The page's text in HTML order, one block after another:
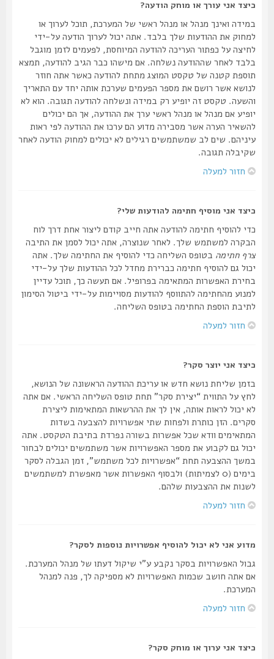
כיצד אני עורך או מוחק הודעה?
במידה ואינך מנהל או מנהל ראשי של המערכת, תוכל לערוך או
למחוק את ההודעות שלך בלבד. אתה יכול לערוך הודעה על-ידי
לחיצה על כפתור העריכה להודעה המיוחסת, לפעמים לזמן מוגבל
בלבד לאחר שההודעה נשלחה. אם מישהו כבר הגיב להודעה, תמצא
תוספת קטנה של טקסט המוצג מתחת להודעה כאשר אתה חוזר
לנושא אשר רושם את מספר הפעמים שערכת אותה יחד עם התאריך
והשעה. טקסט זה יופיע רק במידה ונשלחה להודעה תגובה. הוא לא
יופיע אם מנהל או מנהל ראשי ערך את ההודעה, אך הם יכולים
להשאיר הערה אשר מסבירה מדוע הם ערכו את ההודעה לפי ראות
עיניהם. שים לב שמשתמשים רגילים לא יכולים למחוק הודעה לאחר
שקיבלה תגובה.
חזור למעלה
כיצד אני מוסיף חתימה להודעות שלי?
כדי להוסיף חתימה להודעה אתה חייב קודם ליצור אחת דרך לוח
הבקרה למשתמש שלך. לאחר שנוצרה, אתה יכול לסמן את התיבה
צרף חתימהבטופס השליחה כדי להוסיף את החתימה שלך. אתה
יכול גם להוסיף חתימה כברירת מחדל לכל ההודעות שלך על-ידי
בחירת האפשרות המתאימה בפרופיל. אם תעשה כך, תוכל עדיין
למנוע מהחתימה להתווסף להודעות מסויימות על-ידי ביטול הסימון
לתיבת הוספת החתימה בטופס השליחה.
חזור למעלה
כיצד אני יוצר סקר?
בזמן שליחת נושא חדש או עריכת ההודעה הראשונה של הנושא,
לחץ על התווית “יצירת סקר” תחת טופס השליחה הראשי. אם אתה
לא יכול לראות אותה, אין לך את ההרשאות המתאימות ליצירת
סקרים. הזן כותרת ולפחות שתי אפשרויות להצבעה בשדות
המתאימים וודא שכל אפשרות בשורה נפרדת בתיבת הטקסט. אתה
יכול גם לקבוע את מספר האפשרויות אשר משתמשים יכולים לבחור
במשך ההצבעה תחת “אפשרויות לכל משתמש”, זמן הגבלה לסקר
בימים (0 לצמיתות) ולבסוף האפשרות אשר מאפשרת למשתמשים
לשנות את ההצבעות שלהם.
חזור למעלה
מדוע אני לא יכול להוסיף אפשרויות נוספות לסקר?
גבול האפשרויות בסקר נקבע ע"י שיקול דעתו של מנהל המערכת.
אם אתה חושב שכמות האפשרויות לא מספיקה לך, פנה למנהל
המערכת.
חזור למעלה
כיצד אני ערוך או מוחק סקר?